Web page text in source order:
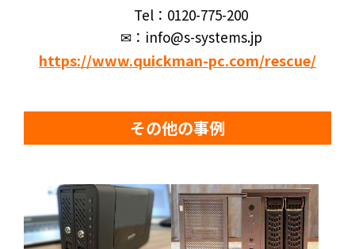
Tel：0120-775-200
✉：info@s-systems.jp
https://www.quickman-pc.com/rescue/
その他の事例